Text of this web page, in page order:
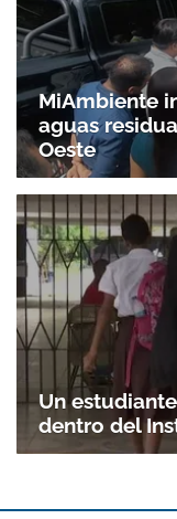
MiAmbiente
aguas
Oeste
Un
dentro del